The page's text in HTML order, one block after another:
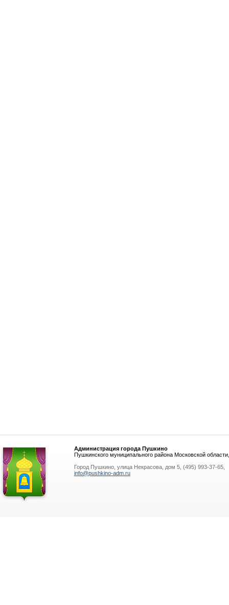
Администрация города Пушкино
Пушкинского муниципального района Московской области,
Город Пушкино, улица Некрасова, дом 5, (495) 993-37-65,
info@pushkino-adm.ru